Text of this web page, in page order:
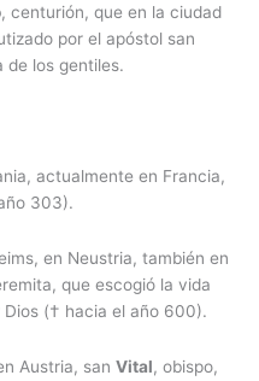
, centurión, que en la ciudad
por el apóstol san
de los gentiles.
actualmente en Francia,
303).
en Neustria, también en
que escogió la vida
(† hacia el año 600).
Austria, san Vital, obispo,